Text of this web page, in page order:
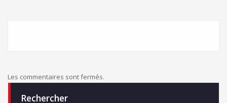
Les commentaires sont fermés.
Rechercher